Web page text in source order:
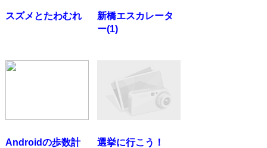
スズメとたわむれ
新橋エスカレータ
ー(1)
Androidの歩数計
選挙に行こう！